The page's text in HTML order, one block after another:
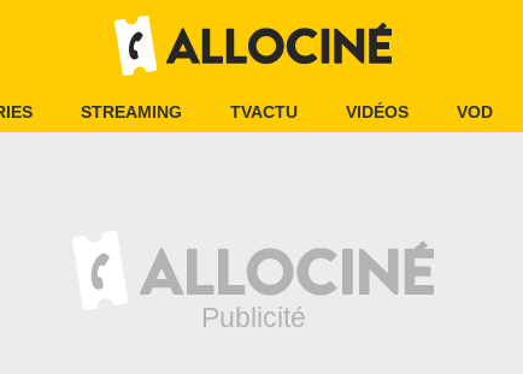
STREAMING TVACTU VIDÉOS VOD